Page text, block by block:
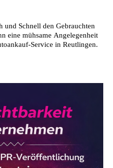
und Schnell den Gebrauchten
Service in Reutlingen.